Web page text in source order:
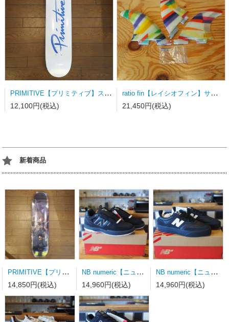
PRIMITIVE【プリミティブ】スケートボードデッキ NUEVO SCRIPT WHITE/DODGERS BLUE
12,100円(税込)
ratio fin【レイシオフィン】サーフボードフィン FCSⅡ用トライフィン Sサイズ カラーストライプ
21,450円(税込)
新着商品
PRIMITIVE【プリミティブ】スケートボードデッキ MOTA CLASH PURPLE 8.0×31.75wb14.19
14,850円(税込)
NB numeric【ニューバランス】スケートシューズ UN808LSC
14,960円(税込)
NB numeric【ニューバランス】スケートシューズ UN340YRW 23.0ｃｍ
14,960円(税込)